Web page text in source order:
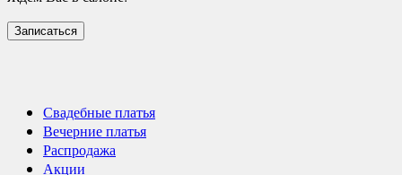
Записаться
Свадебные платья
Вечерние платья
Распродажа
Акции